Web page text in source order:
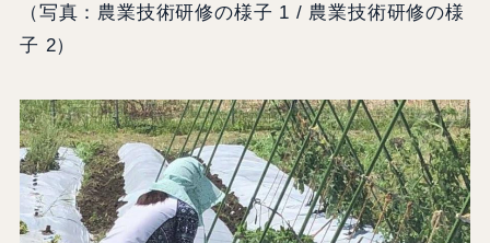
（写真：農業技術研修の様子 1 / 農業技術研修の様
子 2）